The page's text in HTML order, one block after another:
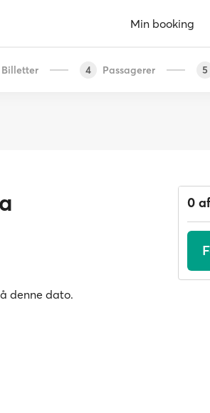
Min booking
Billetter 4 Passagerer 5
denne dato.
0